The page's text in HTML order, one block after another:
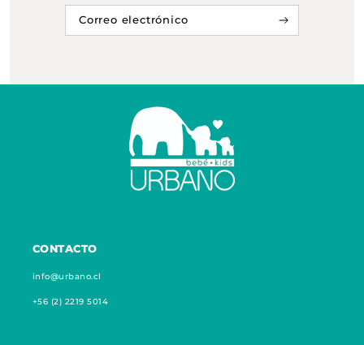
Correo electrónico
CONTACTO
info@urbano.cl
+56 (2) 2219 5014